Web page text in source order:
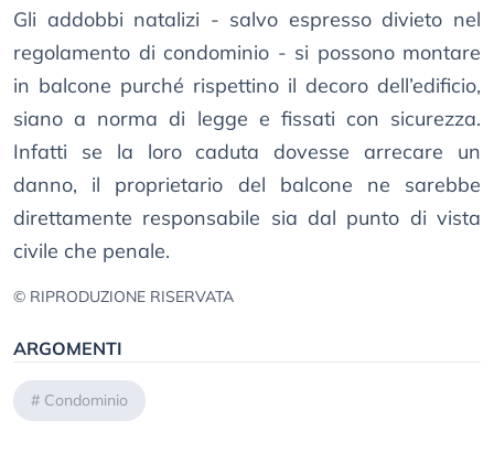
Gli addobbi natalizi - salvo espresso divieto nel
regolamento di condominio - si possono montare
in balcone purché rispettino il decoro dell’edificio,
siano a norma di legge e fissati con sicurezza.
Infatti se la loro caduta dovesse arrecare un
danno, il proprietario del balcone ne sarebbe
direttamente responsabile sia dal punto di vista
civile che penale.
© RIPRODUZIONE RISERVATA
ARGOMENTI
# Condominio